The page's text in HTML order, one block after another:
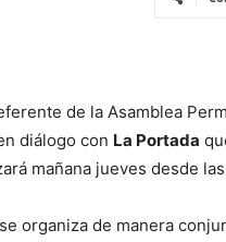
de la Asamblea
diálogo con La Portada
mañana jueves desde
organiza de manera